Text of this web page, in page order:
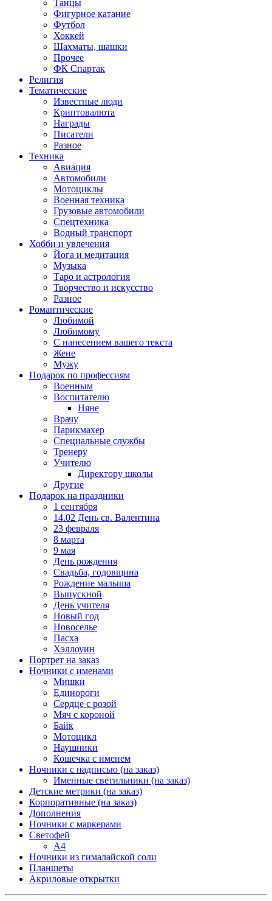
Танцы
Фигурное катание
Футбол
Хоккей
Шахматы, шашки
Прочее
ФК Спартак
Религия
Тематические
Известные люди
Криптовалюта
Награды
Писатели
Разное
Техника
Авиация
Автомобили
Мотоциклы
Военная техника
Грузовые автомобили
Спецтехника
Водный транспорт
Хобби и увлечения
Йога и медитация
Музыка
Таро и астрология
Творчество и искусство
Разное
Романтические
Любимой
Любимому
С нанесением вашего текста
Жене
Мужу
Подарок по профессиям
Военным
Воспитателю
Няне
Врачу
Парикмахер
Специальные службы
Тренеру
Учителю
Директору школы
Другие
Подарок на праздники
1 сентября
14.02 День св. Валентина
23 февраля
8 марта
9 мая
День рождения
Свадьба, годовщина
Рождение малыша
Выпускной
День учителя
Новый год
Новоселье
Пасха
Хэллоуин
Портрет на заказ
Ночники с именами
Мишки
Единороги
Сердце с розой
Мяч с короной
Байк
Мотоцикл
Наушники
Кошечка с именем
Ночники с надписью (на заказ)
Именные светильники (на заказ)
Детские метрики (на заказ)
Корпоративные (на заказ)
Дополнения
Ночники с маркерами
Светофей
А4
Ночники из гималайской соли
Планшеты
Акриловые открытки